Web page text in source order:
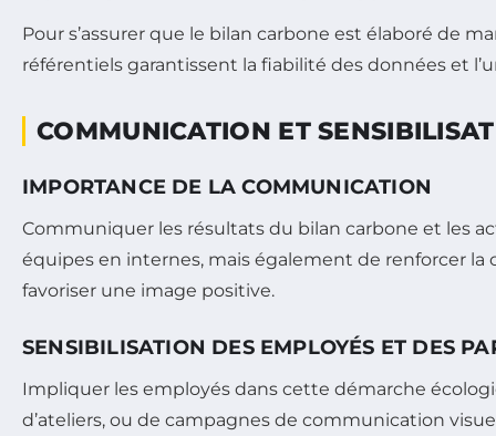
Pour s’assurer que le bilan carbone est élaboré de
référentiels garantissent la fiabilité des données et
COMMUNICATION ET
IMPORTANCE DE LA COMMUNICATION
Communiquer les résultats du bilan carbone et les
équipes en internes, mais également de renforcer
favoriser une image positive.
SENSIBILISATION DES EMPLOYÉS ET DES
Impliquer les employés dans cette démarche
d’ateliers, ou de campagnes de communication